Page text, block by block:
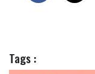
Tags :